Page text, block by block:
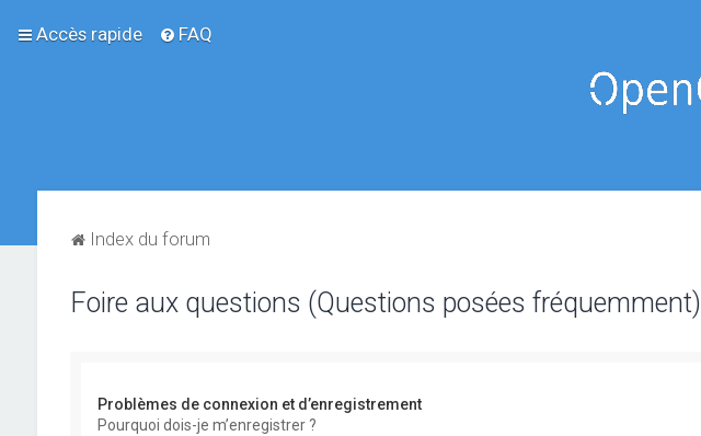
Accès rapide FAQ
Index du forum
Foire aux questions (Questions posées fréquemment)
Problèmes de connexion et d’enregistrement
Pourquoi dois-je m’enregistrer ?